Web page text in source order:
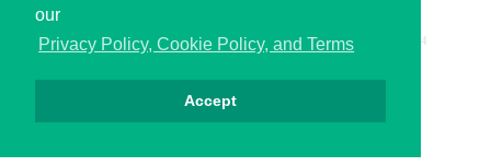
our
Privacy Policy, Cookie Policy, and Terms
Accept
Copyright © i2Symbol 2011-2026, Sciweavers LLC 194
Privacy Cookies Terms Contact About